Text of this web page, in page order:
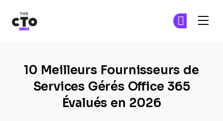
10 Meilleurs Fournisseurs de
Services Gérés Office 365
Évalués en 2026